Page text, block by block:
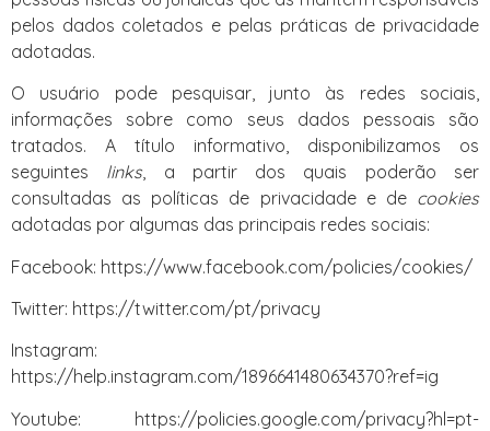
pelos dados coletados e pelas práticas de privacidade
adotadas.
O usuário pode pesquisar, junto às redes sociais,
informações sobre como seus dados pessoais são
tratados. A título informativo, disponibilizamos os
seguintes links, a partir dos quais poderão ser
consultadas as políticas de privacidade e de cookies
adotadas por algumas das principais redes sociais:
Facebook: https://www.facebook.com/policies/cookies/
Twitter: https://twitter.com/pt/privacy
Instagram:
https://help.instagram.com/1896641480634370?ref=ig
Youtube: https://policies.google.com/privacy?hl=pt-